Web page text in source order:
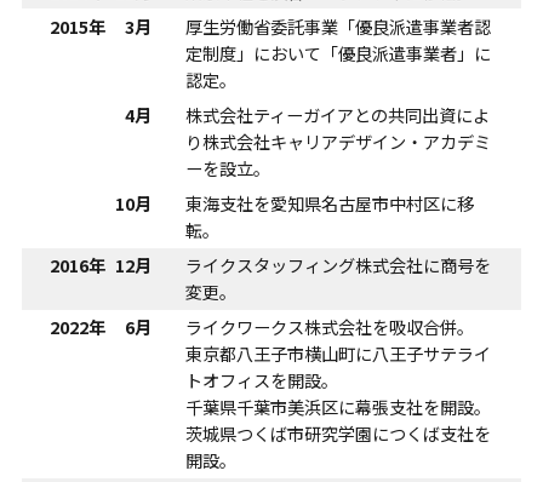
2015年
3月
厚生労働省委託事業「優良派遣事業者認
定制度」において「優良派遣事業者」に
認定。
4月
株式会社ティーガイアとの共同出資によ
り株式会社キャリアデザイン・アカデミ
ーを設立。
10月
東海支社を愛知県名古屋市中村区に移
転。
2016年 12月
ライクスタッフィング株式会社に商号を
変更。
2022年
6月
ライクワークス株式会社を吸収合併。
東京都八王子市横山町に八王子サテライ
トオフィスを開設。
千葉県千葉市美浜区に幕張支社を開設。
茨城県つくば市研究学園につくば支社を
開設。